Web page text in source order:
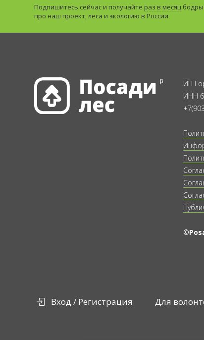
Подпишитесь сейчас и получайте раз в месяц
про наш проект, леса и экологию в России
ИП
ИНН
Вход / Регистрация Для